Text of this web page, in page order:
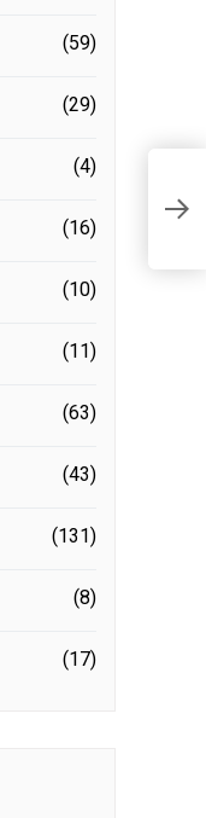
(59)
(29)
(4)
(16)
(10)
(11)
(63)
(43)
(131)
(8)
(17)